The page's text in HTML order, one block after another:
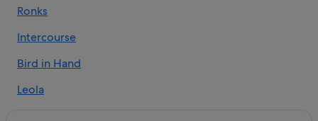
Quarryville hoteles
Columbia hoteles
Casas de campo en Lancaster
Ronks
Intercourse
Bird in Hand
Leola